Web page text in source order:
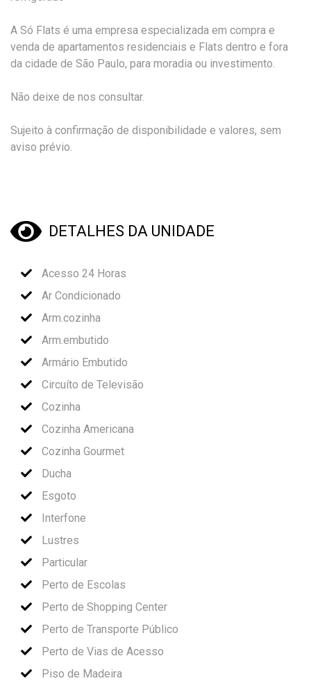
A Só Flats é uma empresa especializada em compra e
venda de apartamentos residenciais e Flats dentro e fora
da cidade de São Paulo, para moradia ou investimento.
Não deixe de nos consultar.
Sujeito à confirmação de disponibilidade e valores, sem
aviso prévio.
DETALHES DA UNIDADE
Acesso 24 Horas
Ar Condicionado
Arm.cozinha
Arm.embutido
Armário Embutido
Circuíto de Televisão
Cozinha
Cozinha Americana
Cozinha Gourmet
Ducha
Esgoto
Interfone
Lustres
Particular
Perto de Escolas
Perto de Shopping Center
Perto de Transporte Público
Perto de Vias de Acesso
Piso de Madeira